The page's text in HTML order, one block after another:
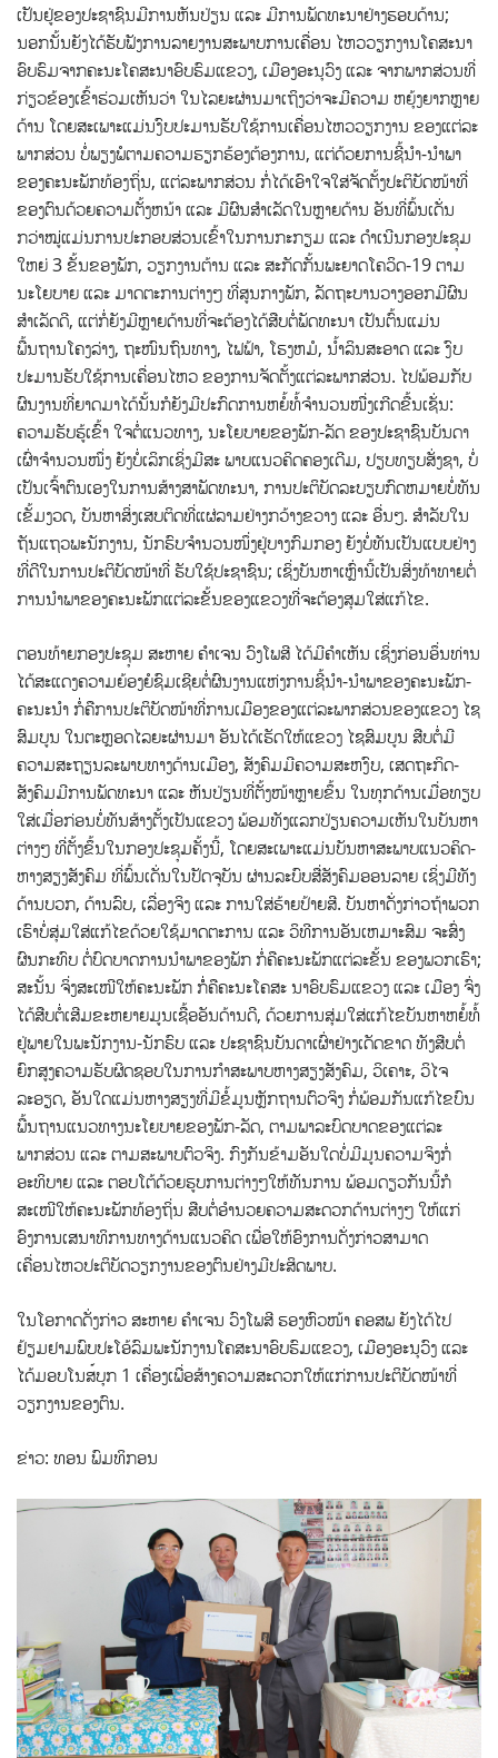
ເປັນຢູ່ຂອງປະຊາຊົນມີການຫັນປ່ຽນ ແລະ ມີການພັດທະນາຢ່າງຮອບດ້ານ;
ນອກນັ້ນຍັງໄດ້ຮັບຟັງການລາຍງານສະພາບການເຄື່ອນ ໄຫວວຽກງານໂຄສະນາ
ອົບຮົມຈາກຄະນະໂຄສະນາອົບຮົມແຂວງ, ເມືອງອະນຸວົງ ແລະ ຈາກພາກສ່ວນທີ່
ກ່ຽວຂ້ອງເຂົ້າຮ່ວມເຫັນວ່າ ໃນໄລຍະຜ່ານມາເຖິງວ່າຈະມີຄວາມ ຫຍຸ້ງຍາກຫຼາຍ
ດ້ານ ໂດຍສະເພາະແມ່ນງົບປະມານຮັບໃຊ້ການເຄື່ອນໄຫວວຽກງານ ຂອງແຕ່ລະ
ພາກສ່ວນ ບໍ່ພຽງພໍຕາມຄວາມຮຽກຮ້ອງຕ້ອງການ, ແຕ່ດ້ວຍການຊີ້ນໍາ-ນໍາພາ
ຂອງຄະນະພັກທ້ອງຖິ່ນ, ແຕ່ລະພາກສ່ວນ ກໍ່ໄດ້ເອົາໃຈໃສ່ຈັດຕັ້ງປະຕິບັດໜ້າທີ່
ຂອງຕົນດ້ວຍຄວາມຕັ້ງຫນ້າ ແລະ ມີຜົນສໍາເລັດໃນຫຼາຍດ້ານ ອັນທີ່ພົ້ນເດັ່ນ
ກວ່າໝູ່ແມ່ນການປະກອບສ່ວນເຂົ້າໃນການກະກຽມ ແລະ ດໍາເນີນກອງປະຊຸມ
ໃຫຍ່ 3 ຂັ້ນຂອງພັກ, ວຽກງານຕ້ານ ແລະ ສະກັດກັ້ນພະຍາດໂຄວິດ-19 ຕາມ
ນະໂຍບາຍ ແລະ ມາດຕະການຕ່າງໆ ທີ່ສູນກາງພັກ, ລັດຖະບານວາງອອກມີຜົນ
ສໍາເລັດດີ, ແຕ່ກໍ່ຍັງມີຫຼາຍດ້ານທີ່ຈະຕ້ອງໄດ້ສືບຕໍ່ພັດທະນາ ເປັນຕົ້ນແມ່ນ
ພື້ນຖານໂຄງລ່າງ, ຖະໜົນຖົນທາງ, ໄຟຟ້າ, ໂຮງຫມໍ, ນໍ້າລິນສະອາດ ແລະ ງົບ
ປະມານຮັບໃຊ້ການເຄື່ອນໄຫວ ຂອງການຈັດຕັ້ງແຕ່ລະພາກສ່ວນ. ໄປພ້ອມກັບ
ຜົນງານທີ່ຍາດມາໄດ້ນັ້ນກໍຍັງມີປະກົດການຫຍໍ້ທໍ້ຈຳນວນໜື່ງເກີດຂື້ນເຊັ່ນ:
ຄວາມຮັບຮູ້ເຂົ້າ ໃຈຕໍ່ແນວທາງ, ນະໂຍບາຍຂອງພັກ-ລັດ ຂອງປະຊາຊົນບັນດາ
ເຜົ່າຈໍານວນໜຶ່ງ ຍັງບໍ່ເລິກເຊິ່ງມີສະ ພາບແນວຄິດຄອງເດີມ, ປຽບທຽບສັ່ງຊາ, ບໍ່
ເປັນເຈົ້າຕົນເອງໃນການສ້າງສາພັດທະນາ, ການປະຕິບັດລະບຽບກົດຫມາຍບໍ່ທັນ
ເຂັ້ມງວດ, ບັນຫາສິ່ງເສບຕິດທີ່ແຜ່ລາມຢ່າງກວ້າງຂວາງ ແລະ ອື່ນໆ. ສໍາລັບໃນ
ຖັນແຖວພະນັກງານ, ນັກຮົບຈໍານວນໜຶ່ງຢູ່ບາງກົມກອງ ຍັງບໍ່ທັນເປັນແບບຢ່າງ
ທີ່ດີໃນການປະຕິບັດໜ້າທີ່ ຮັບໃຊ້ປະຊາຊົນ; ເຊິ່ງບັນຫາເຫຼົ່ານີ້ເປັນສິ່ງທ້າທາຍຕໍ່
ການນໍາພາຂອງຄະນະພັກແຕ່ລະຂັ້ນຂອງແຂວງທີ່ຈະຕ້ອງສຸມໃສ່ແກ້ໄຂ.
ຕອນທ້າຍກອງປະຊຸມ ສະຫາຍ ຄໍາເຈນ ວົງໂພສີ ໄດ້ມີຄໍາເຫັນ ເຊິ່ງກ່ອນອຶ່ນທ່ານ
ໄດ້ສະແດງຄວາມຍ້ອງຍໍຊົມເຊີຍຕໍ່ຜົນງານແຫ່ງການຊີ້ນໍາ-ນໍາພາຂອງຄະນະພັກ-
ຄະນະນໍາ ກໍ່ຄືການປະຕິບັດໜ້າທີ່ການເມືອງຂອງແຕ່ລະພາກສ່ວນຂອງແຂວງ ໄຊ
ສົມບູນ ໃນຕະຫຼອດໄລຍະຜ່ານມາ ອັນໄດ້ເຮັດໃຫ້ແຂວງ ໄຊສົມບູນ ສືບຕໍ່ມີ
ຄວາມສະຖຽນລະພາບທາງດ້ານເມືອງ, ສັງຄົມມີຄວາມສະຫງົບ, ເສດຖະກິດ-
ສັງຄົມມີການພັດທະນາ ແລະ ຫັນປ່ຽນທີ່ຕັ້ງໜ້າຫຼາຍຂຶ້ນ ໃນທຸກດ້ານເມື່ອທຽບ
ໃສ່ເມື່ອກ່ອນບໍ່ທັນສ້າງຕັ້ງເປັນແຂວງ ພ້ອມທັງແລກປ່ຽນຄວາມເຫັນໃນບັນຫາ
ຕ່າງໆ ທີ່ຕັ້ງຂຶ້ນໃນກອງປະຊຸມຄັ້ງນີ້, ໂດຍສະເພາະແມ່ນບັນຫາສະພາບແນວຄິດ-
ຫາງສຽງສັງຄົມ ທີ່ພົ້ນເດັ່ນໃນປັດຈຸບັນ ຜ່ານລະບົບສື່ສັງຄົມອອນລາຍ ເຊິ່ງມີທັງ
ດ້ານບວກ, ດ້ານລົບ, ເລື່ອງຈິງ ແລະ ການໃສ່ຮ້າຍປ້າຍສີ. ບັນຫາດັ່ງກ່າວຖ້າພວກ
ເຮົາບໍ່ສຸ່ມໃສ່ແກ້ໄຂດ້ວຍໃຊ້ມາດຕະການ ແລະ ວິທີການອັນເຫມາະສົມ ຈະສົ່ງ
ຜົນກະທົບ ຕໍ່ບົດບາດການນໍາພາຂອງພັກ ກໍ່ຄືຄະນະພັກແຕ່ລະຂັ້ນ ຂອງພວກເຮົາ;
ສະນັ້ນ ຈິ່ງສະເໜີໃຫ້ຄະນະພັກ ກໍໍ່ຄືຄະນະໂຄສະ ນາອົບຮົມແຂວງ ແລະ ເມືອງ ຈົ່ງ
ໄດ້ສືບຕໍ່ເສີມຂະຫຍາຍມູນເຊື້ອອັນດ້ານດີ, ດ້ວຍການສຸ່ມໃສ່ແກ້ໄຂບັນຫາຫຍໍ້ທໍ້
ຢູ່ພາຍໃນພະນັກງານ-ນັກຮົບ ແລະ ປະຊາຊົນບັນດາເຜົ່າຢ່າງເດັດຂາດ ທັງສືບຕໍ່
ຍົກສູງຄວາມຮັບຜິດຊອບໃນການກຳສະພາບຫາງສຽງສັງຄົມ, ວິເຄາະ, ວິໄຈ
ລະອຽດ, ອັນໃດແມ່ນຫາງສຽງທີ່ມີຂໍ້ມູນຫຼັກຖານຕົວຈິງ ກໍ່ພ້ອມກັນແກ້ໄຂບົນ
ພື້ນຖານແນວທາງນະໂຍບາຍຂອງພັກ-ລັດ, ຕາມພາລະບົດບາດຂອງແຕ່ລະ
ພາກສ່ວນ ແລະ ຕາມສະພາບຕົວຈິງ. ກົງກັນຂ້າມອັນໃດບໍ່ມີມູນຄວາມຈິງກໍ່
ອະທິບາຍ ແລະ ຕອບໂຕ້ດ້ວຍຮູບການຕ່າງໆໃຫ້ທັນການ ພ້ອມດຽວກັນນີ້ກໍ
ສະເໜີໃຫ້ຄະນະພັກທ້ອງຖິ່ນ ສືບຕໍ່ອໍານວຍຄວາມສະດວກດ້ານຕ່າງໆ ໃຫ້ແກ່
ອົງການເສນາທິການທາງດ້ານແນວຄິດ ເພື່ອໃຫ້ອົງການດັ່ງກ່າວສາມາດ
ເຄື່ອນໄຫວປະຕິບັດວຽກງານຂອງຕົນຢ່າງມີປະສິດພາບ.
ໃນໂອກາດດັ່ງກ່າວ ສະຫາຍ ຄຳເຈນ ວົງໂພສີ ຮອງຫົວໜ້າ ຄອສພ ຍັງໄດ້ໄປ
ຢ້ຽມຢາມພົບປະໂອ້ລົມພະນັກງານໂຄສະນາອົບຮົມແຂວງ, ເມືອງອະນຸວົງ ແລະ
ໄດ້ມອບໂນສ໌ບຸກ 1 ເຄື່ອງເພື່ອສ້າງຄວາມສະດວກໃຫ້ແກ່ການປະຕິບັດໜ້າທີ່
ວຽກງານຂອງຕົນ.
ຂ່າວ: ທອນ ພົມທິກອນ